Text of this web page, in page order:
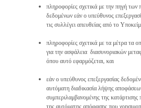
πληροφορίες σχετικά με την πηγή
δεδομένων εάν ο υπεύθυνος
τις συλλέγει απευθείας από το
πληροφορίες σχετικά με τα μέτρα τα
για την ασφάλεια διασυνοριακών
όπου αυτό εφαρμόζεται, και
εάν ο υπεύθυνος επεξεργασίας
αυτόματη διαδικασία λήψης
συμπεριλαμβανομένης της κατάρτισης
της αυτόματης απόφασης που